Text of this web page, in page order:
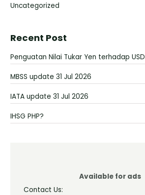
Uncategorized
Recent Post
Penguatan Nilai Tukar Yen terhadap USD
MBSS update 31 Jul 2026
IATA update 31 Jul 2026
IHSG PHP?
Available for ads
Contact Us: